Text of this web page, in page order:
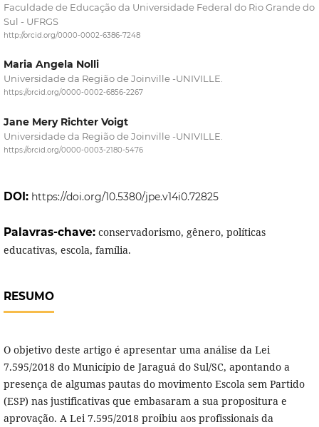
Faculdade de Educação da Universidade Federal do Rio Grande do
Sul - UFRGS
http://orcid.org/0000-0002-6386-7248
Maria Angela Nolli
Universidade da Região de Joinville -UNIVILLE.
https://orcid.org/0000-0002-6856-2267
Jane Mery Richter Voigt
Universidade da Região de Joinville -UNIVILLE.
https://orcid.org/0000-0003-2180-5476
DOI: https://doi.org/10.5380/jpe.v14i0.72825
Palavras-chave: conservadorismo, gênero, políticas
educativas, escola, família.
RESUMO
O objetivo deste artigo é apresentar uma análise da Lei
7.595/2018 do Município de Jaraguá do Sul/SC, apontando a
presença de algumas pautas do movimento Escola sem Partido
(ESP) nas justificativas que embasaram a sua propositura e
aprovação. A Lei 7.595/2018 proibiu aos profissionais da